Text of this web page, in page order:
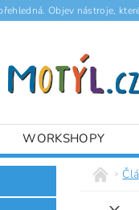
Objev nástroje,
WORKSHOPY